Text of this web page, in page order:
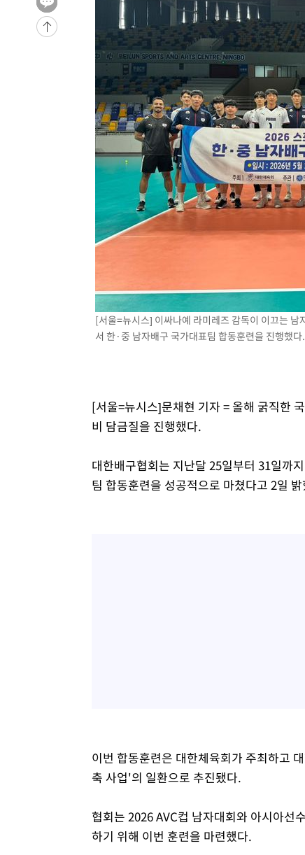
것"
-17010초 전 >
[속보]與 당대표 경선, 제주·인천 권리당원 투표 김민석
-10784초 전 >
낮 최고 35도 '무더위'…동해안 시간당 30㎜ '강한 비
[속보]이강인 "감독님이 원하는 마음 느꼈고, 많은 트
수도권 40도 육박 '펄펄'…동해안 일부 지역엔 호의주의보
온열질환 사망자 3명 늘어…누적 환자 3000명 돌파
강릉에 시간당 81.4㎜ 물폭탄…도로 잠기고 담벼락 붕괴
백운산서 80년근 천종산삼 9뿌리 발견…감정가 1.3억원
선재도서 해루질 나섰다 실종 60대, 닷새 만에 숨진 채 발견
남자 농구, 나고야 아시안게임서 '홈팀' 일본과 한일전
여수 오동도 해상서 모터보트 전복…1명 사망·1명 실종
극한폭염 한풀 꺾이지만…'낮 최고 35도' 무더위, 열대야
축구협회 "압수수색·성접대 논란 사과…쇄신의 기회로 삼
[속보]'압수수색·성접대 논란' 축구협회 "실망과 걱정 안겨
[속보]뉴욕증시 상승 마감…S&P 0.6% 나스닥 1.3%↑
[서울=뉴시스] 이싸나예 라미레즈 감독이 이끄는
서 한·중 남자배구 국가대표팀 합동훈련을 진행했
[서울=뉴시스]문채현 기자 = 올해 굵직한
비 담금질을 진행했다.
대한배구협회는 지난달 25일부터 31일까
팀 합동훈련을 성공적으로 마쳤다고 2일
이번 합동훈련은 대한체육회가 주최하고
축 사업'의 일환으로 추진됐다.
협회는 2026 AVC컵 남자대회와 아시아선
하기 위해 이번 훈련을 마련했다.